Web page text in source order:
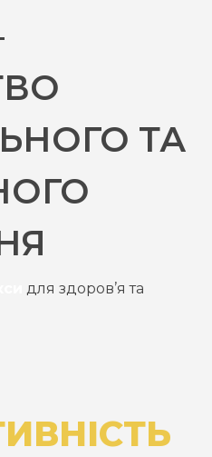
ТА
для здоров’я та